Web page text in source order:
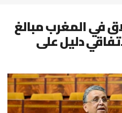
في المغرب مبالغ
دليل على